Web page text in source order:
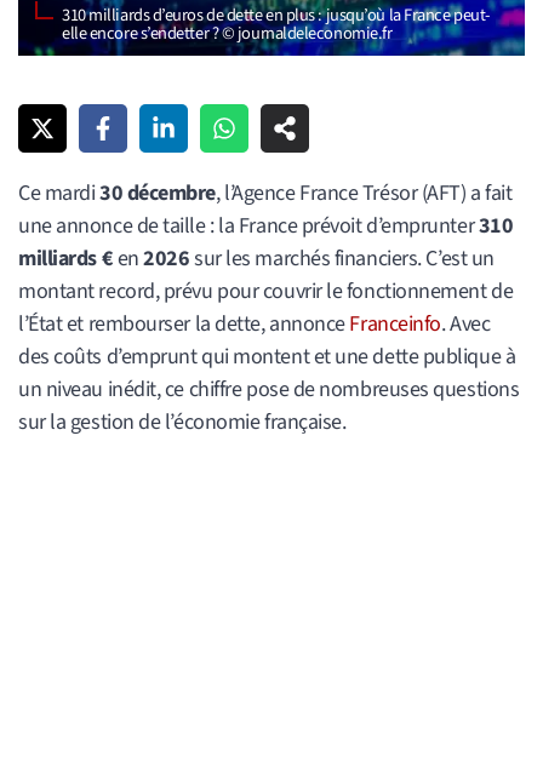
310 milliards d’euros de dette en plus : jusqu’où la France peut-
elle encore s’endetter ? © journaldeleconomie.fr
Ce mardi30 décembre, l’Agence France Trésor (AFT) a fait
une annonce de taille : la France prévoit d’emprunter310
milliards €en2026sur les marchés financiers. C’est un
montant record, prévu pour couvrir le fonctionnement de
l’État et rembourser la dette, annonceFranceinfo. Avec
des coûts d’emprunt qui montent et une dette publique à
un niveau inédit, ce chiffre pose de nombreuses questions
sur la gestion de l’économie française.